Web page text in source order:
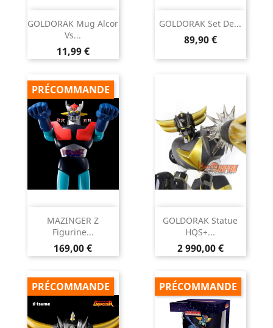
GOLDORAK Mug Alcor
Vs...
Prix
11,99 €
GOLDORAK Set De...
Prix
89,90 €
MAZINGER Z
Figurine...
Prix
169,00 €
PRÉCOMMANDE
GOLDORAK Statue
HQS+...
Prix
2 990,00 €
PRÉCOMMANDE PRÉCOMMANDE